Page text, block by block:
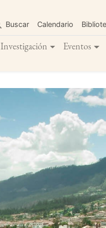
contenido
principal
Buscar Calendario
Investigación Eventos